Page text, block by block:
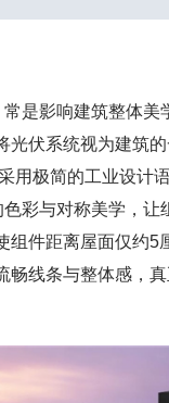
是影响建筑整体美
光伏系统视为建筑
用极简的工业设计
彩与对称美学，
组件距离屋面仅约5
线条与整体感，